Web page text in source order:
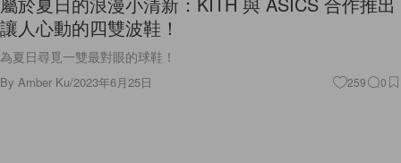
讓人心動的四雙波鞋！
為夏日尋覓一雙最對眼的球鞋！
By Amber Ku/2023年6月25日 259 0